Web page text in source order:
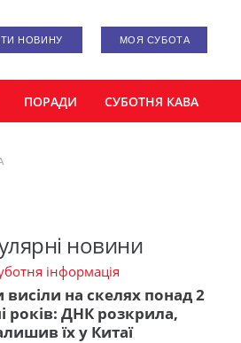
НОВИНУ МОЯ СУБОТА
ПОРАДИ СУБОТНЯ КАВА
новини
інформація
висіли на скелях понад 2
років: ДНК розкрила,
їх у Китаї